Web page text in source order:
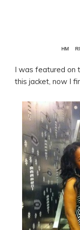
HM
I was featured on
this jacket, now I